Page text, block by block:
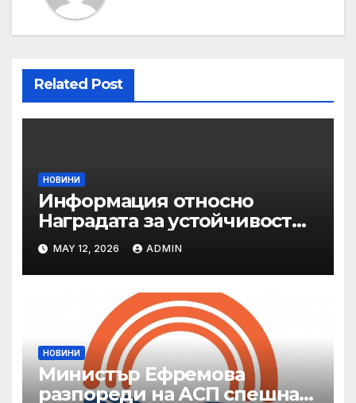
Related Post
НОВИНИ
Информация относно
Наградата за устойчивост
на ОАЕ „Зайед“
MAY 12, 2026 ADMIN
НОВИНИ
Министър Ефремова
разпореди на АСП спешна